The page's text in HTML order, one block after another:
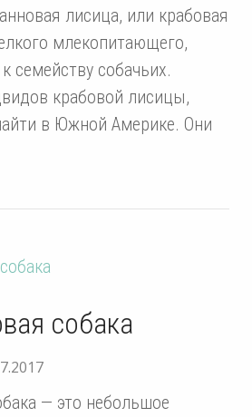
лисица, или крабовая
млекопитающего,
семейству собачьих.
крабовой лисицы,
в Южной Америке. Они
собака
— это небольшое